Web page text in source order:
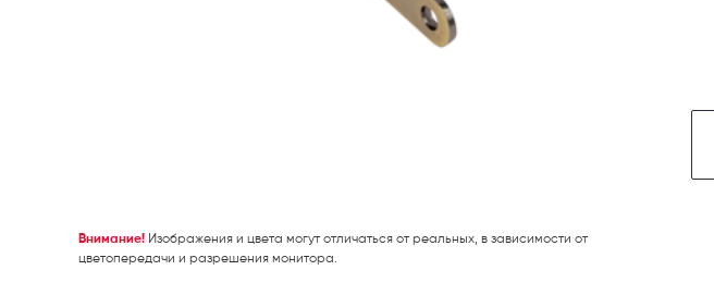
Внимание! Изображения и цвета могут отличаться от реальных, в зависимости от
цветопередачи и разрешения монитора.